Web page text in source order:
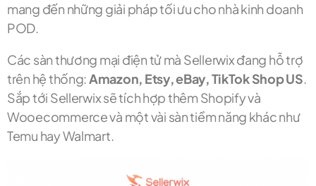
mang đến những giải pháp tối ưu cho nhà kinh doanh
POD.
Các sàn thương mại điện tử mà Sellerwix đang hỗ trợ
trên hệ thống:Amazon, Etsy, eBay, TikTok Shop US.
Sắp tới Sellerwix sẽ tích hợp thêm Shopify và
Wooecommerce và một vài sàn tiềm năng khác như
Temu hay Walmart.